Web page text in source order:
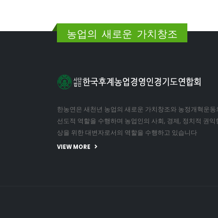
농업의 새로운 가치창조
한농연은 새천년 농업의 새로운 가치창조와 농정개혁운동
선도적 역할을 수행하며 농업인의 사회, 경제, 정치적 권익
상을 위한 대변자로서의 역할을 수행하고 있습니다
VIEW MORE